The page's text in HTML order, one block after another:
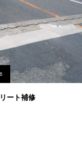
ート補修